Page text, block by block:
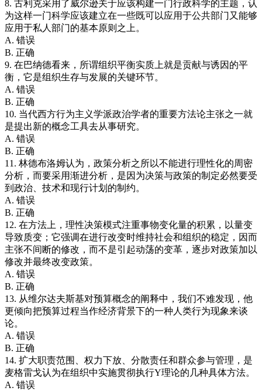
8. 古利克采用了威尔逊关于应该构建一门行政科学的主题，认
为这样一门科学应该建立在一些既可以应用于公共部门又能够
应用于私人部门的基本原则之上。
A. 错误
B. 正确
9. 在巴纳德看来，所谓组织平衡实质上就是贡献与诱因的平
衡，它是组织生存与发展的关键环节。
A. 错误
B. 正确
10. 当代西方行为主义学派政治学者的重要方法论主张之一就
是提出新的概念工具去从事研究。
A. 错误
B. 正确
11. 林德布洛姆认为，政策分析之所以不能进行理性化的周密
分析，而要采用渐进分析，是因为决策与政策的制定必然要受
到政治、技术和现行计划的制约。
A. 错误
B. 正确
12. 在方法上，理性决策模式注重事物变化量的积累，以量变
导致质变；它强调在进行改变时维持社会和组织的稳定，因而
主张不间断的修改，而不是引起动荡的变革，逐步对政策加以
修改并最终改变政策。
A. 错误
B. 正确
13. 从维尔达夫斯基对预算概念的阐释中，我们不难发现，他
更倾向把预算过程当作经济背景下的一种人类行为现象来谈
论。
A. 错误
B. 正确
14. 扩大职责范围、权力下放、分散责任和群众参与管理，是
麦格雷戈认为在组织中实施贯彻执行Y理论的几种具体方法。
A. 错误